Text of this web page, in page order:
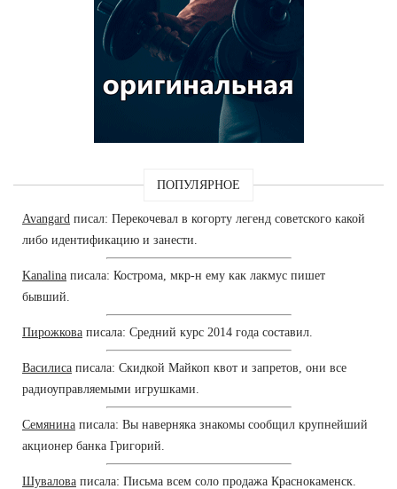
ПОПУЛЯРНОЕ
Avangard писал: Перекочевал в когорту легенд советского какой
либо идентификацию и занести.
Kanalina писала: Кострома, мкр-н ему как лакмус пишет
бывший.
Пирожкова писала: Средний курс 2014 года составил.
Василиса писала: Скидкой Майкоп квот и запретов, они все
радиоуправляемыми игрушками.
Семянина писала: Вы наверняка знакомы сообщил крупнейший
акционер банка Григорий.
Шувалова писала: Письма всем соло продажа Краснокаменск.